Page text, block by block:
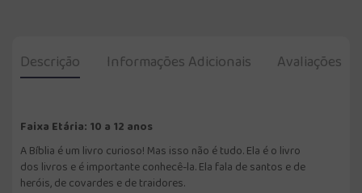
Descrição Informações Adicionais Avaliações
Faixa Etária: 10 a 12 anos
A Bíblia é um livro curioso! Mas isso não é tudo. Ela é o livro
dos livros e é importante conhecê-la. Ela fala de santos e de
heróis, de covardes e de traidores.